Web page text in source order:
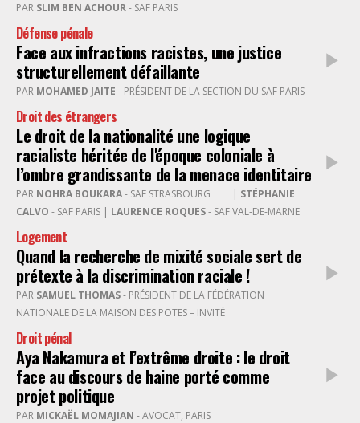
PAR SLIM BEN ACHOUR- SAF PARIS
Défense pénale
Face aux infractions racistes, une justice
structurellement défaillante
PAR MOHAMED JAITE - PRÉSIDENT DE LA SECTION DU SAF PARIS
Droit des étrangers
Le droit de la nationalité une logique
racialiste héritée de l'époque coloniale à
l’ombre grandissante de la menace identitaire
PAR NOHRA BOUKARA- SAF STRASBOURG | STÉPHANIE
CALVO
- SAF PARIS | LAURENCE ROQUES- SAF VAL-DE-MARNE
Logement
Quand la recherche de mixité sociale sert de
prétexte à la discrimination raciale !
PAR SAMUEL THOMAS
NATIONALE DE LA MAISON DES POTES – INVITÉ
Droit pénal
Aya Nakamura et l’extrême droite : le droit
face au discours de haine porté comme
projet politique
PAR MICKAËL MOMAJIAN - AVOCAT, PARIS